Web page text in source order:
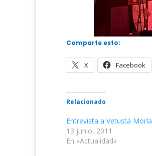
Comparte esto:
X Facebook
Relacionado
Entrevista a Vetusta Morla
13 junio, 2011
En «Actualidad»